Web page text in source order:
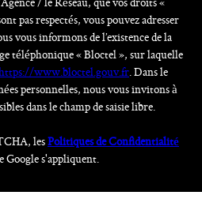
pas respectés, vous pouvez adresser
vous informons de l’existence de la
téléphonique « Bloctel », sur laquelle
www.bloctel.gouv.fr . Dans le
personnelles, nous vous invitons à
dans le champ de saisie libre.
lesPolitiques de Confidentialité
Google s'appliquent.